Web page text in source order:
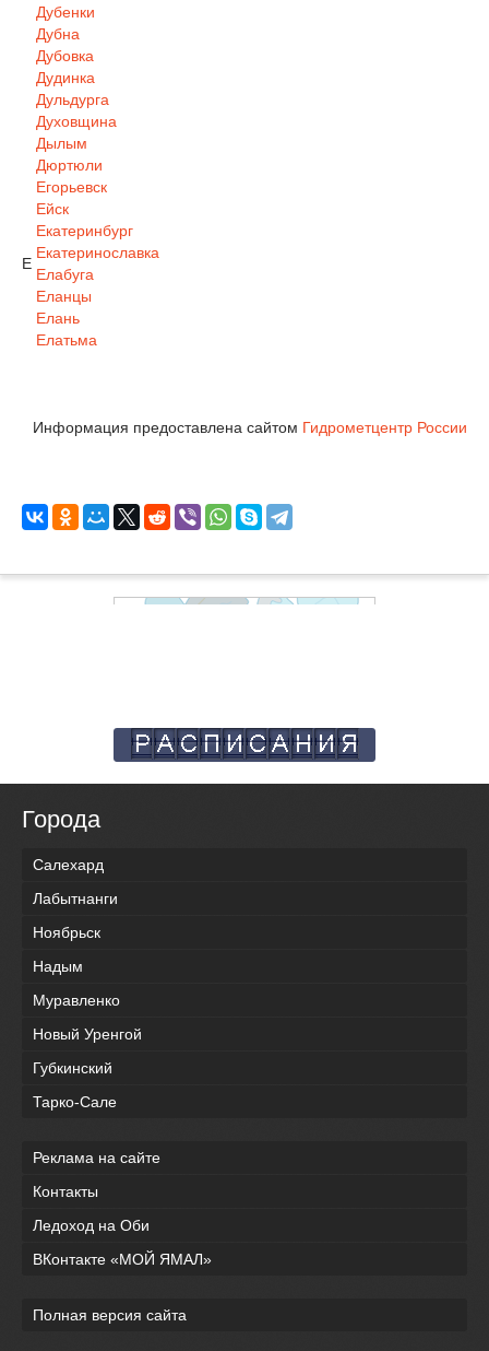
Дубенки
Дубна
Дубовка
Дудинка
Дульдурга
Духовщина
Дылым
Дюртюли
Е
Егорьевск
Ейск
Екатеринбург
Екатеринославка
Елабуга
Еланцы
Елань
Елатьма
Информация предоставлена сайтом Гидрометцентр России
Города
Салехард
Лабытнанги
Ноябрьск
Надым
Муравленко
Новый Уренгой
Губкинский
Тарко-Сале
Реклама на сайте
Контакты
Ледоход на Оби
ВКонтакте «МОЙ ЯМАЛ»
Полная версия сайта